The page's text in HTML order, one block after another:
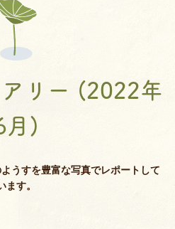
リー (2022年
月)
うすを豊富な写真でレポートして
ます。